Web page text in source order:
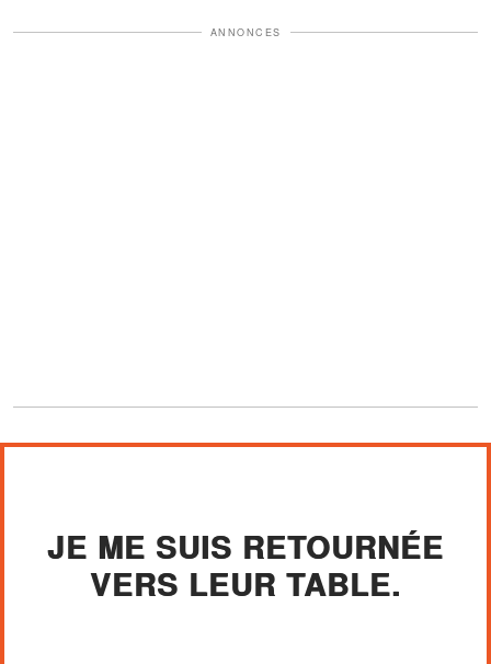
ANNONCES
JE ME SUIS RETOURNÉE
VERS LEUR TABLE.